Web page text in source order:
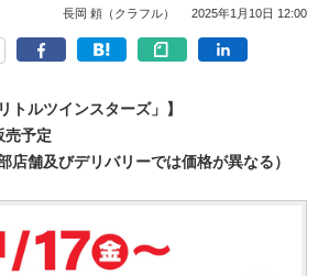
長岡 頼（クラフル） 2025年1月10日 12:00
トルツインスターズ」】
売予定
店舗及びデリバリーでは価格が異なる）